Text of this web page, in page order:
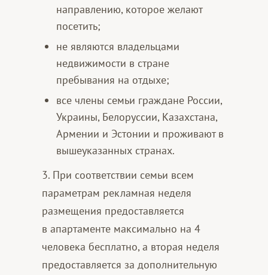
направлению, которое желают
посетить;
не являются владельцами
недвижимости в стране
пребывания на отдыхе;
все члены семьи граждане России,
Украины, Белоруссии, Казахстана,
Армении и Эстонии и проживают в
вышеуказанных странах.
3. При соответствии семьи всем
параметрам рекламная неделя
размещения предоставляется
в апартаменте максимально на 4
человека бесплатно, а вторая неделя
предоставляется за дополнительную